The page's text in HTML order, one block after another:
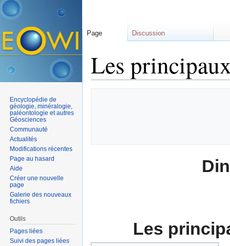
Les
Les
Page Discussion
Encyclopédie de
géologie, minéralogie,
paléontologie et autres
Géosciences
Communauté
Actualités
Modifications récentes
Page au hasard
Aide
Créer une nouvelle
page
Galerie des nouveaux
fichiers
Outils
Pages liées
Suivi des pages liées